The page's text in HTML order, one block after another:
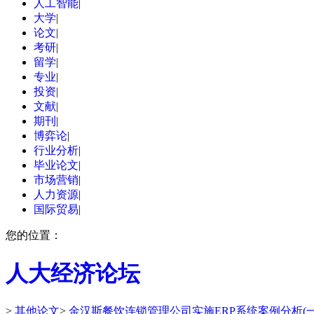
人工智能|
大学|
论文|
考研|
留学|
专业|
投资|
文献|
期刊 |
博弈论|
行业分析|
毕业论文|
市场营销|
人力资源|
国际贸易|
您的位置：
人大经济论坛
> 其他论文> 金汉斯餐饮连锁管理公司实施ERP系统案例分析(